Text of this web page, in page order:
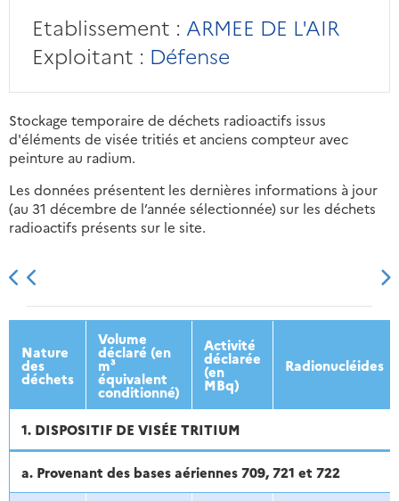
Etablissement : ARMEE DE L'AIR
Exploitant : Défense
Stockage temporaire de déchets radioactifs issus
d'éléments de visée tritiés et anciens compteur avec
peinture au radium.
Les données présentent les dernières informations à jour
(au 31 décembre de l’année sélectionnée) sur les déchets
radioactifs présents sur le site.
2013 2014 2015 2016
Nature
des
déchets
Volume
déclaré (en
m³
équivalent
conditionné)
Activité
déclarée
(en
MBq)
Radionucléides
1. DISPOSITIF DE VISÉE TRITIUM
a. Provenant des bases aériennes 709, 721 et 722